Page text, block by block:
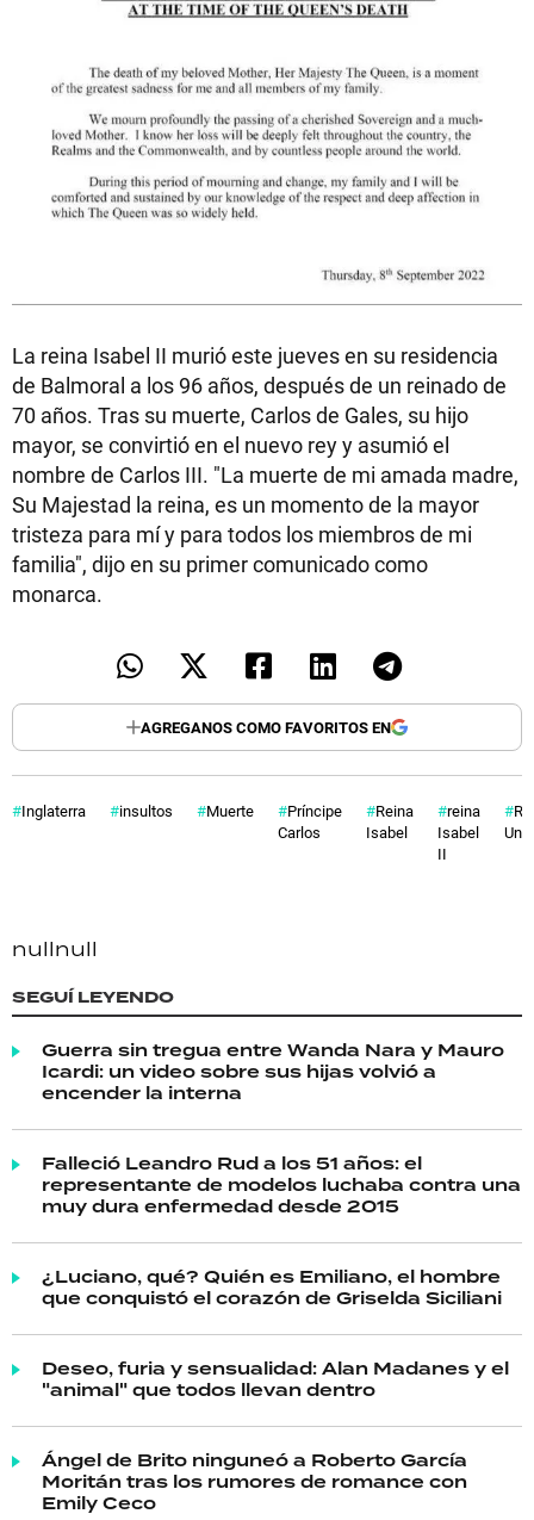
La reina Isabel II murió este jueves en su residencia
de Balmoral a los 96 años, después de un reinado de
70 años. Tras su muerte, Carlos de Gales, su hijo
mayor, se convirtió en el nuevo rey y asumió el
nombre de Carlos III. "La muerte de mi amada madre,
Su Majestad la reina, es un momento de la mayor
tristeza para mí y para todos los miembros de mi
familia", dijo en su primer comunicado como
monarca.
AGREGANOS COMO FAVORITOS EN
Inglaterra insultos Muerte
Príncipe
Carlos
Reina
Isabel
reina
Isabel
II
nullnull
SEGUÍ LEYENDO
Guerra sin tregua entre Wanda Nara y Mauro
Icardi: un video sobre sus hijas volvió a
encender la interna
Falleció Leandro Rud a los 51 años: el
representante de modelos luchaba contra una
muy dura enfermedad desde 2015
¿Luciano, qué? Quién es Emiliano, el hombre
que conquistó el corazón de Griselda Siciliani
Deseo, furia y sensualidad: Alan Madanes y el
"animal" que todos llevan dentro
Ángel de Brito ninguneó a Roberto García
Moritán tras los rumores de romance con
Emily Ceco